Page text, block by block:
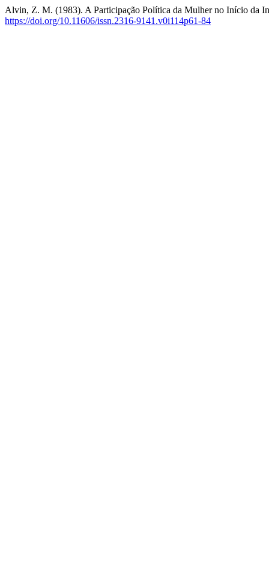
Alvin, Z. M. (1983). A Participação Política da Mulher no Início da
https://doi.org/10.11606/issn.2316-9141.v0i114p61-84